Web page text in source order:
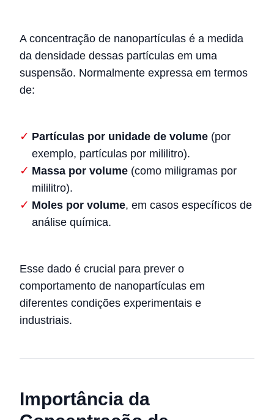
A concentração de nanopartículas é a medida
da densidade dessas partículas em uma
suspensão. Normalmente expressa em termos
de:
Partículas por unidade de volume (por
exemplo, partículas por mililitro).
Massa por volume (como miligramas por
mililitro).
Moles por volume, em casos específicos de
análise química.
Esse dado é crucial para prever o
comportamento de nanopartículas em
diferentes condições experimentais e
industriais.
Importância da